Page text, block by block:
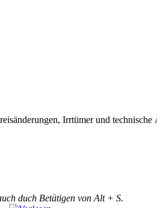
Irrtümer und technische
duch Betätigen von Alt + S.